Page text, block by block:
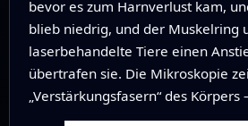
bevor es zum Harnverlust kam,
blieb niedrig, und der Muskelring
laserbehandelte Tiere einen
übertrafen sie. Die Mikroskopie
„Verstärkungsfasern“ des